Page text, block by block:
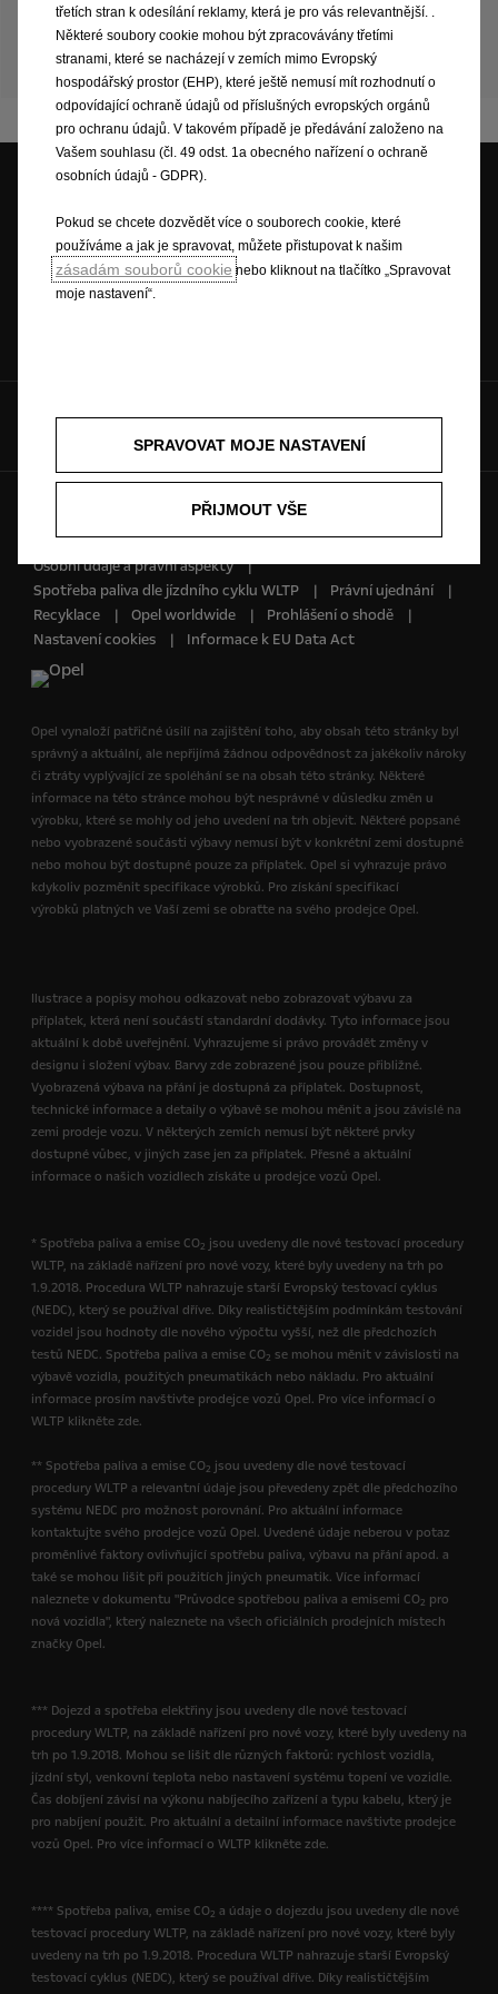
závislosti na výbavě vozidla, použitých
pneumatikách, venkovní teplotě nebo nastavení
vozidle. Pro
informace
prosím navštivte prodejce vozů Opel.
Cenová nabídka Testovací jízda Skladové vozy
Sociální sítě:
Budoucnost patří všem © Opel 2022
Ochranná známka a autorské právo
Osobní údaje a právní aspekty
Spotřeba paliva dle jízdního cyklu WLTP
Právní ujednání
Recyklace
Opel worldwide
Prohlášení o shodě
Nastavení cookies
Informace k EU Data Act
Opel vynaloží patřičné úsilí na zajištění toho, aby obsah této stránky byl
správný a aktuální, ale nepřijímá žádnou odpovědnost za jakékoliv nároky
či ztráty vyplývající ze spoléhání se na obsah této stránky. Některé
informace na této stránce mohou být nesprávné v důsledku změn u
výrobku, které se mohly od jeho uvedení na trh objevit. Některé popsané
nebo vyobrazené součásti výbavy nemusí být v konkrétní zemi dostupné
nebo mohou být dostupné pouze za příplatek. Opel si vyhrazuje právo
kdykoliv pozměnit specifikace výrobků. Pro získání specifikací
výrobků platných ve Vaší zemi se obraťte na svého prodejce Opel.
Ilustrace a popisy mohou odkazovat nebo zobrazovat výbavu za
příplatek, která není součástí standardní dodávky. Tyto informace jsou
aktuální k době uveřejnění. Vyhrazujeme si právo provádět změny v
designu i složení výbav. Barvy zde zobrazené jsou pouze přibližné.
Vyobrazená výbava na přání je dostupná za příplatek. Dostupnost,
technické informace a detaily o výbavě se mohou měnit a jsou závislé na
zemi prodeje vozu. V některých zemích nemusí být některé prvky
dostupné vůbec, v jiných zase jen za příplatek. Přesné a aktuální
informace o našich vozidlech získáte u prodejce vozů Opel.
* Spotřeba paliva a emise CO2 jsou uvedeny dle nové testovací procedury
WLTP, na základě nařízení pro nové vozy, které byly uvedeny na trh po
1.9.2018. Procedura WLTP nahrazuje starší Evropský testovací cyklus
(NEDC), který se používal dříve. Díky realističtějším podmínkám testování
vozidel jsou hodnoty dle nového výpočtu vyšší, než dle předchozích
testů NEDC. Spotřeba paliva a emise CO2 se mohou měnit v závislosti na
výbavě vozidla, použitých pneumatikách nebo nákladu. Pro aktuální
informace prosím navštivte prodejce vozů Opel. Pro více informací o
WLTP klikněte zde.
** Spotřeba paliva a emise CO2 jsou uvedeny dle nové testovací
procedury WLTP a relevantní údaje jsou převedeny zpět dle předchozího
systému NEDC pro možnost porovnání. Pro aktuální informace
kontaktujte svého prodejce vozů Opel. Uvedené údaje neberou v potaz
proměnlivé faktory ovlivňující spotřebu paliva, výbavu na přání apod. a
také se mohou lišit při použitích jiných pneumatik. Více informací
naleznete v dokumentu "Průvodce spotřebou paliva a emisemi CO2 pro
nová vozidla", který naleznete na všech oficiálních prodejních místech
značky Opel.
*** Dojezd a spotřeba elektřiny jsou uvedeny dle nové testovací
procedury WLTP, na základě nařízení pro nové vozy, které byly uvedeny na
trh po 1.9.2018. Mohou se lišit dle různých faktorů: rychlost vozidla,
jízdní styl, venkovní teplota nebo nastavení systému topení ve vozidle.
Čas dobíjení závisí na výkonu nabíjecího zařízení a typu kabelu, který je
pro nabíjení použit. Pro aktuální a detailní informace navštivte prodejce
vozů Opel. Pro více informací o WLTP klikněte zde.
**** Spotřeba paliva, emise CO2 a údaje o dojezdu jsou uvedeny dle nové
testovací procedury WLTP, na základě nařízení pro nové vozy, které byly
uvedeny na trh po 1.9.2018. Procedura WLTP nahrazuje starší Evropský
testovací cyklus (NEDC), který se používal dříve. Díky realističtějším
třetích stran k odesílání reklamy, která je pro vás relevantnější. .
Některé soubory cookie mohou být zpracovávány třetími
stranami, které se nacházejí v zemích mimo Evropský
hospodářský prostor (EHP), které ještě nemusí mít rozhodnutí o
odpovídající ochraně údajů od příslušných evropských orgánů
pro ochranu údajů. V takovém případě je předávání založeno na
Vašem souhlasu (čl. 49 odst. 1a obecného nařízení o ochraně
osobních údajů - GDPR).
Pokud se chcete dozvědět více o souborech cookie, které
používáme a jak je spravovat, můžete přistupovat k našim
zásadám souborů cookie nebo kliknout na tlačítko „Spravovat
moje nastavení“.
SPRAVOVAT MOJE NASTAVENÍ
PŘIJMOUT VŠE